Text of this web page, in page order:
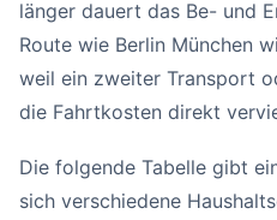
länger dauert das Be- und
Route wie Berlin München
weil ein zweiter Transport
die Fahrtkosten direkt
Die folgende Tabelle gibt
sich verschiedene